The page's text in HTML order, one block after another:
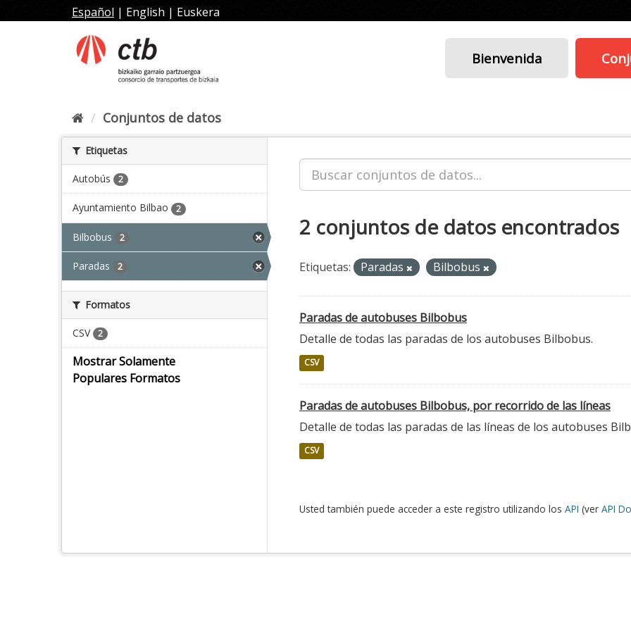
al
Español | English | Euskera
Bienvenida
Conjuntos de datos
Etiquetas
Autobús 2
Ayuntamiento Bilbao 2
Bilbobus 2
Paradas 2
Formatos
CSV 2
Mostrar Solamente
Populares Formatos
2 conjuntos de datos encontrados
Etiquetas: Paradas Bilbobus
Paradas de autobuses Bilbobus
Detalle de todas las paradas de los autobuses Bilbobus.
CSV
Paradas de autobuses Bilbobus, por recorrido de las líneas
Detalle de todas las paradas de las líneas de los autobuses
CSV
Usted también puede acceder a este registro utilizando los API (ver API